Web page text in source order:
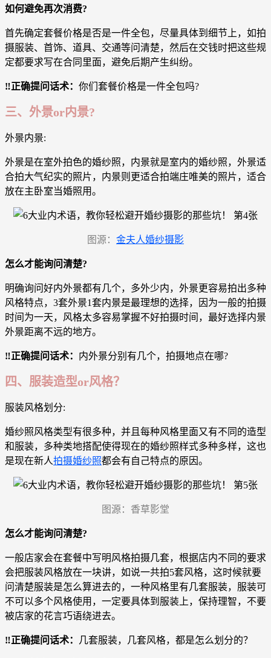
如何避免再次消费?
首先确定套餐价格是否是一件全包，尽量具体到细节上，如拍
摄服装、首饰、道具、交通等问清楚，然后在交钱时把这些规
定都要求写在合同里面，避免后期产生纠纷。
‼️正确提问话术： 你们套餐价格是一件全包吗?
三、外景or内景?
外景内景:
外景是在室外拍色的婚纱照，内景就是室内的婚纱照，外景适
合拍大气纪实的照片，内景则更适合拍端庄唯美的照片，适合
放在主卧室当婚照用。
图源： 金夫人婚纱摄影
怎么才能询问清楚?
明确询问好内外景都有几个，多外少内，外景更容易拍出多种
风格特点，3套外景1套内景是最理想的选择，因为一般的拍摄
时间为一天，风格太多容易掌握不好拍摄时间，最好选择内景
外景距离不远的地方。
‼️正确提问话术： 内外景分别有几个，拍摄地点在哪?
四、服装造型or风格？
服装风格划分:
婚纱照风格类型有很多种，并且每种风格里面又有不同的造型
和服装，多种类地搭配使得现在的婚纱照样式多种多样，这也
是现在新人拍摄婚纱照都会有自己特点的原因。
图源：香草影堂
怎么才能询问清楚?
一般店家会在套餐中写明风格拍摄几套，根据店内不同的要求
会把服装风格放在一块讲，如说一共拍5套风格，这时候就要
问清楚服装是怎么算进去的，一种风格里有几套服装，服装可
不可以多个风格使用，一定要具体到服装上，保持理智，不要
被店家的花言巧语绕进去。
‼️正确提问话术： 几套服装，几套风格，都是怎么划分的？